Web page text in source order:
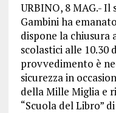
URBINO, 8 MAG.-
Gambini ha
dispone la
scolastici alle 10.30
provvedimento è
sicurezza in
della Mille Miglia e
“Scuola del Libro”